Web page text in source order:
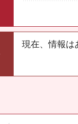
現在、情報は